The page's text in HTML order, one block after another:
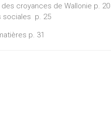
croyances de Wallonie p. 20
sociales p. 25
p. 31